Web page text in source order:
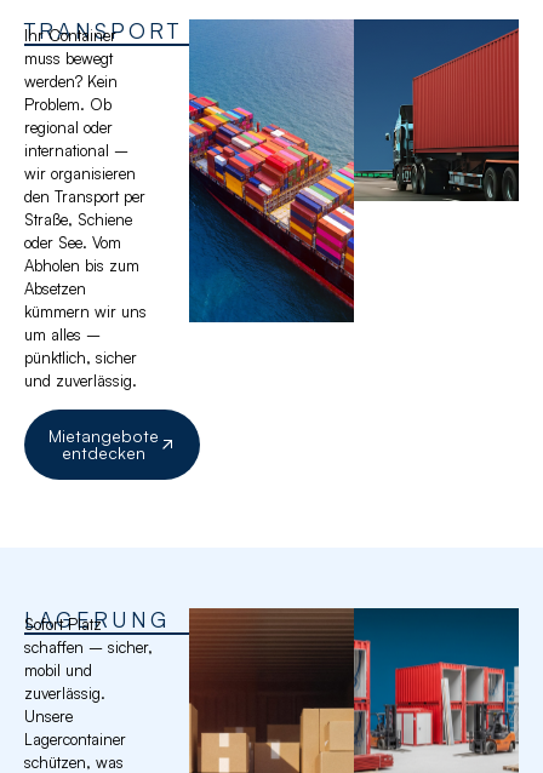
TRANSPORT
Ihr Container
muss bewegt
werden? Kein
Problem. Ob
regional oder
international –
wir organisieren
den Transport per
Straße, Schiene
oder See. Vom
Abholen bis zum
Absetzen
kümmern wir uns
um alles –
pünktlich, sicher
und zuverlässig.
Mietangebote
entdecken
LAGERUNG
Sofort Platz
schaffen – sicher,
mobil und
zuverlässig.
Unsere
Lagercontainer
schützen, was